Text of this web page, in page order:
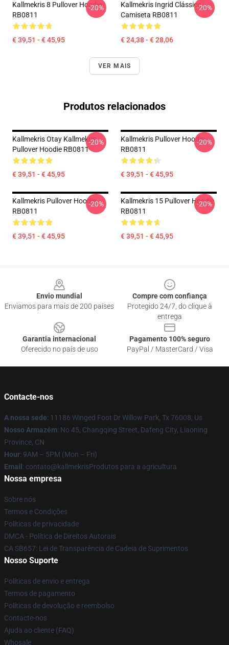
Kallmekris 8 Pullover Hoodie
RB0811
€ 39,51 - € 45,95
-20%
Kallmekris Ingrid Clássico
Camiseta RB0811
€ 24,38 - € 28,06
-20%
VER MAIS
Produtos relacionados
Kallmekris Otay Kallmekris
Pullover Hoodie RB0811
€ 39,51 - € 45,95
-20%
Kallmekris Pullover Hoodie
RB0811
€ 39,51 - € 45,95
-20%
Kallmekris Pullover Hoodie
RB0811
€ 39,51 - € 45,95
-20%
Kallmekris 15 Pullover Hoodie
RB0811
€ 39,51 - € 45,95
-20%
Envio mundial
Enviamos para mais de 200 países
Compre com confiança
Protegido 24/7, do clique à
entrega
Garantia internacional
Oferecido no país de uso
Pagamento 100% seguro
PayPal / MasterCard / Visa
Contacte-nos
A nossa sede: 11186 Winged Foot Dr Willow Park, Tx 76008, Us
Nosso Armazém: No 45, Changqing Street, Dafeng City, Liaoning
Province, CN
Hour: 9AM – 5PM (Mon – Fri)
Email : contato@kallmekrisProdutos para a agricultura
Nossa empresa
Sobre nós
Termos e Condições
Políticas de privacidade
DMCA - Política de Direitos Autorais
CA SB657: Lei de Transparência de Cadeia de Suprimentos
Nosso Suporte
Políticas de envio e entrega
Termos de pagamento
Políticas de devolução e reembolso
Contacte-nos
Ajuda ao cliente (FAQ)
Whosale